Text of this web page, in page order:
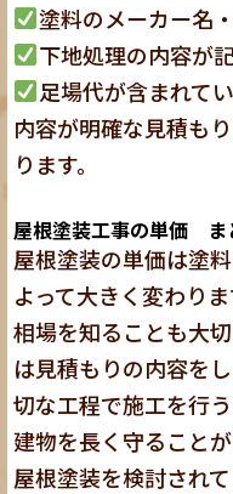
塗料のメーカー名
下地処理の内容が
足場代が含まれて
内容が明確な見積も
ります。
屋根塗装工事の単価 ま
屋根塗装の単価は塗
よって大きく変わりま
相場を知ることも大
は見積もりの内容を
切な工程で施工を行
建物を長く守ることが
屋根塗装を検討され